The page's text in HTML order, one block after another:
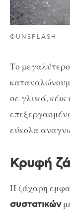
©UNSPLASH
Το
σε γλυκά,
εύκολα
Κρυφή
Η ζάχαρη
συστατικών